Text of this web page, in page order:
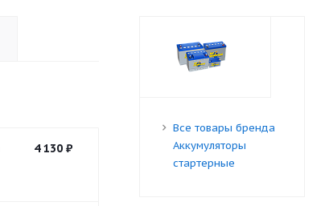
4 130₽
Все товары бренда
Аккумуляторы
стартерные